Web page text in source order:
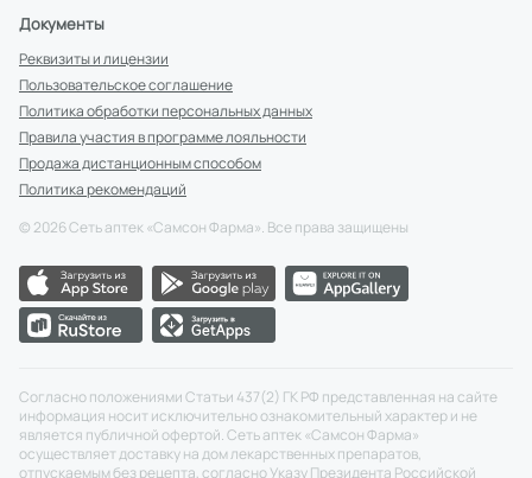
Документы
Реквизиты и лицензии
Пользовательское соглашение
Политика обработки персональных данных
Правила участия в программе лояльности
Продажа дистанционным способом
Политика рекомендаций
© 2026Сеть аптек «Самсон Фарма». Все права защищены
Согласно положениями Статьи 437(2) ГК РФ представленная на сайте
информация носит исключительно ознакомительный характер и не
является публичной офертой. Сеть аптек «Самсон Фарма»
осуществляет доставку на дом лекарственных препаратов,
отпускаемым без рецепта, согласно Указу Президента Российской